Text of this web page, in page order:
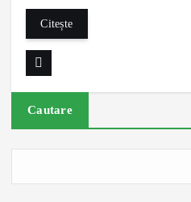
Citește
Cautare